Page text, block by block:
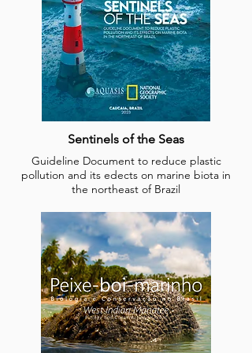
Sentinels of the Seas
Guideline Document to reduce plastic
pollution and its edects on marine biota in
the northeast of Brazil